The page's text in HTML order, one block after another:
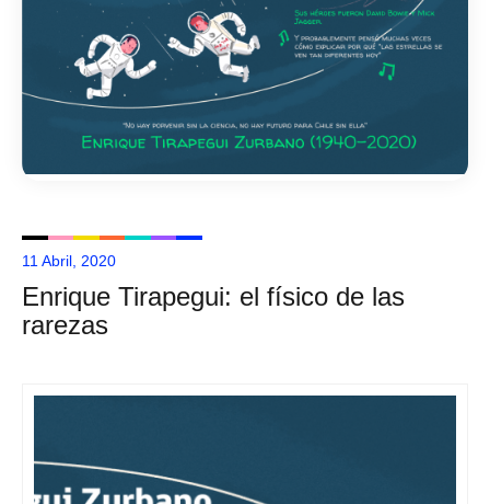
11 Abril, 2020
Enrique Tirapegui: el físico de las
rarezas